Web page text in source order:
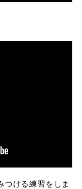
つける練習をしま